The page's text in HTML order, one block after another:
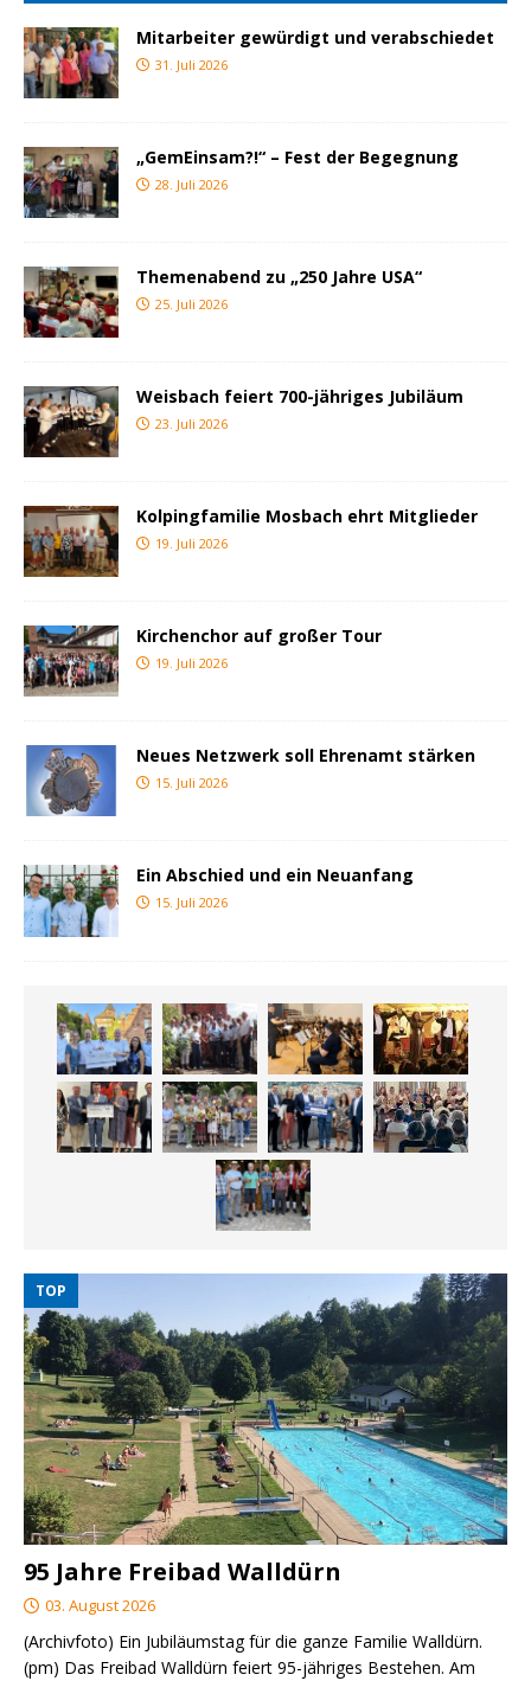
Mitarbeiter gewürdigt und verabschiedet
31. Juli 2026
„GemEinsam?!“ – Fest der Begegnung
28. Juli 2026
Themenabend zu „250 Jahre USA“
25. Juli 2026
Weisbach feiert 700-jähriges Jubiläum
23. Juli 2026
Kolpingfamilie Mosbach ehrt Mitglieder
19. Juli 2026
Kirchenchor auf großer Tour
19. Juli 2026
Neues Netzwerk soll Ehrenamt stärken
15. Juli 2026
Ein Abschied und ein Neuanfang
15. Juli 2026
TOP
95 Jahre Freibad Walldürn
03. August 2026
(Archivfoto) Ein Jubiläumstag für die ganze Familie Walldürn.
(pm) Das Freibad Walldürn feiert 95-jähriges Bestehen. Am